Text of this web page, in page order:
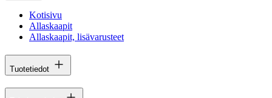
Kotisivu
Allaskaapit
Allaskaapit, lisävarusteet
Tuotetiedot